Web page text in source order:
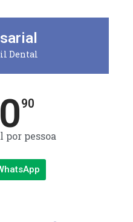
Dental
90
por pessoa